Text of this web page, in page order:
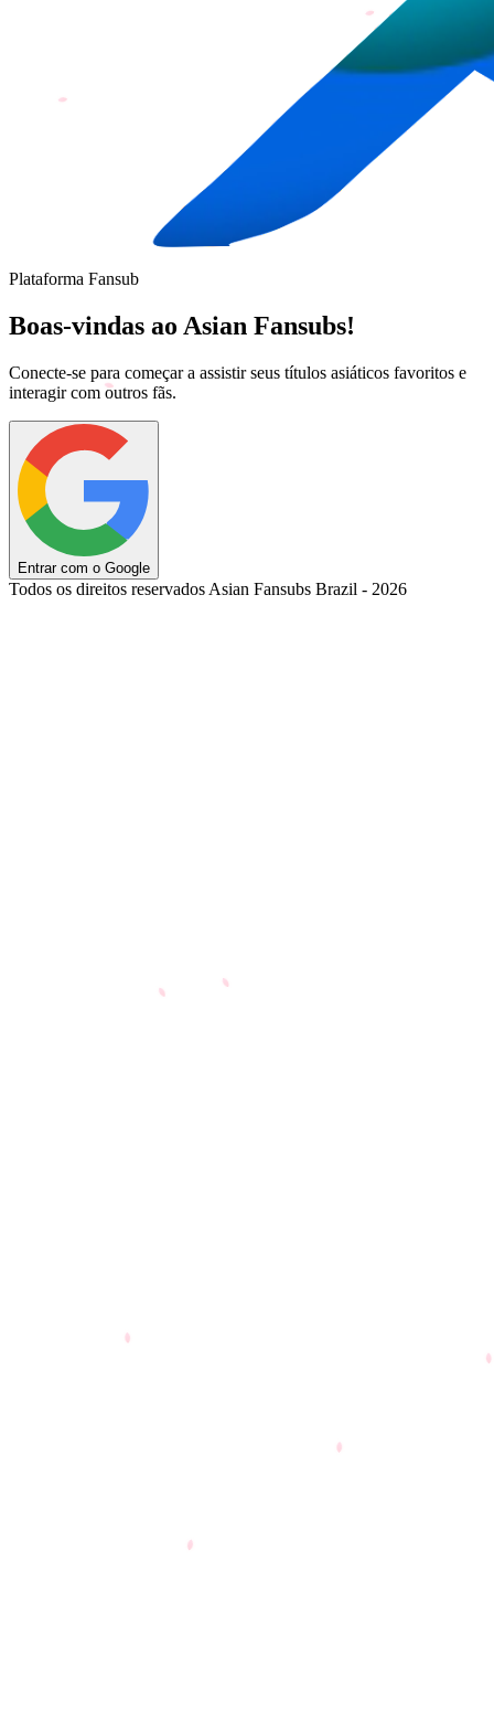
Plataforma Fansub
Boas-vindas ao Asian Fansubs!
Conecte-se para começar a assistir seus títulos asiáticos favoritos e
interagir com outros fãs.
Entrar com o Google
Todos os direitos reservados Asian Fansubs Brazil - 2026